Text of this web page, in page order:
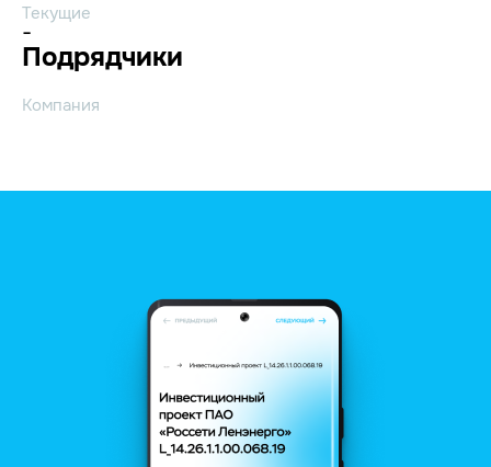
Текущие
-
Подрядчики
Компания